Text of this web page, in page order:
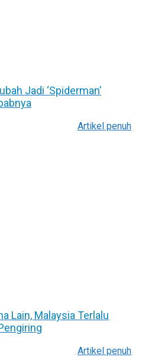
Jadi ‘Spiderman’
Artikel penuh
Lain, Malaysia Terlalu
Artikel penuh